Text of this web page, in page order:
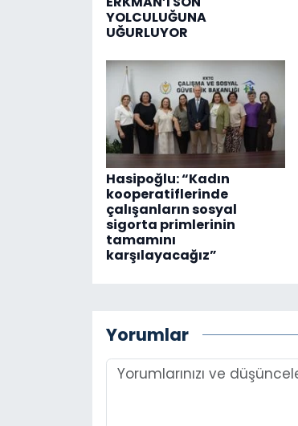
YOLCULUĞUNA
UĞURLUYOR
Hasipoğlu: “Kadın
kooperatiflerinde
çalışanların sosyal
sigorta primlerinin
tamamını
karşılayacağız”
Yorumlar